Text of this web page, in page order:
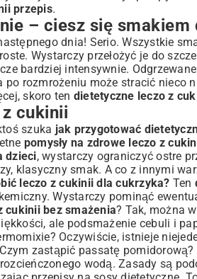
przepis.
– ciesz się smakiem
dnia! Serio. Wszystkie
Wystarczy przełożyć je do
bardziej intensywnie.
rozmrożeniu może stracić nieco
skoro ten dietetyczne leczo z
cukinii
szuka jak przygotować
pomysły na zdrowe leczo z
dzieci, wystarczy ograniczyć ostre
klasyczny smak. A co z innymi
leczo z cukinii dla cukrzyka? Ten
Wystarczy pominąć
cukinii bez smażenia? Tak, można
ale podsmażenie cebuli i
Oczywiście, istnieje
zastąpić passatę
wodą. Zasady są